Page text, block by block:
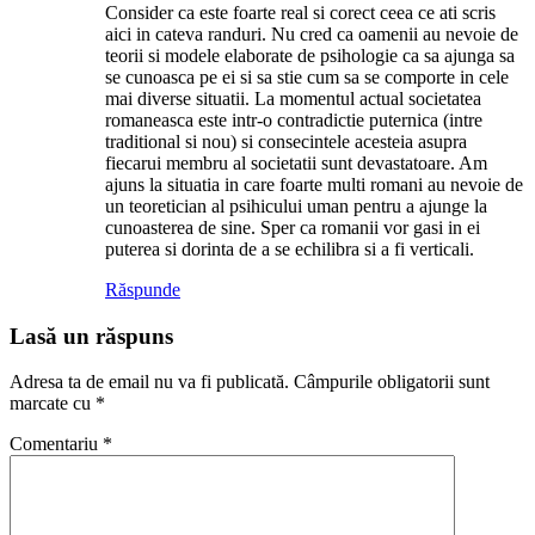
Consider ca este foarte real si corect ceea ce ati scris
aici in cateva randuri. Nu cred ca oamenii au nevoie de
teorii si modele elaborate de psihologie ca sa ajunga sa
se cunoasca pe ei si sa stie cum sa se comporte in cele
mai diverse situatii. La momentul actual societatea
romaneasca este intr-o contradictie puternica (intre
traditional si nou) si consecintele acesteia asupra
fiecarui membru al societatii sunt devastatoare. Am
ajuns la situatia in care foarte multi romani au nevoie de
un teoretician al psihicului uman pentru a ajunge la
cunoasterea de sine. Sper ca romanii vor gasi in ei
puterea si dorinta de a se echilibra si a fi verticali.
Răspunde
Lasă un răspuns
Adresa ta de email nu va fi publicată. Câmpurile obligatorii sunt
marcate cu *
Comentariu *